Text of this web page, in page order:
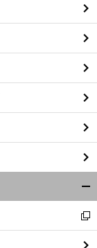
閉
る
閉
新
し